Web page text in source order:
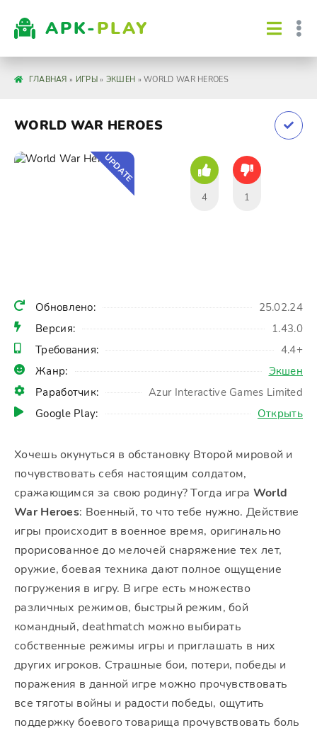
APK-PLAY
ГЛАВНАЯ » ИГРЫ» ЭКШЕН » WORLD WAR HEROES
WORLD WAR HEROES
Обновлено:
25.02.24
Версия:
1.43.0
Требования:
4.4+
Жанр:
Экшен
Раработчик:
Azur Interactive Games Limited
Google Play:
Открыть
UPDATE
4 1
Хочешь окунуться в обстановку Второй мировой и
почувствовать себя настоящим солдатом,
сражающимся за свою родину? Тогда игра World
War Heroes: Военный, то что тебе нужно. Действие
игры происходит в военное время, оригинально
прорисованное до мелочей снаряжение тех лет,
оружие, боевая техника дают полное ощущение
погружения в игру. В игре есть множество
различных режимов, быстрый режим, бой
командный, deathmatch можно выбирать
собственные режимы игры и приглашать в них
других игроков. Страшные бои, потери, победы и
поражения в данной игре можно прочувствовать
все тяготы войны и радости победы, ощутить
поддержку боевого товарища прочувствовать боль